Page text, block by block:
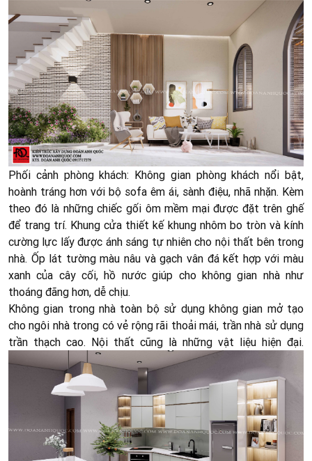
Phối cảnh phòng khách: Không gian phòng khách nổi bật,
hoành tráng hơn với bộ sofa êm ái, sành điệu, nhã nhặn. Kèm
theo đó là những chiếc gối ôm mềm mại được đặt trên ghế
để trang trí. Khung cửa thiết kế khung nhôm bo tròn và kính
cường lực lấy được ánh sáng tự nhiên cho nội thất bên trong
nhà. Ốp lát tường màu nâu và gạch vân đá kết hợp với màu
xanh của cây cối, hồ nước giúp cho không gian nhà như
thoáng đãng hơn, dễ chịu.
Không gian trong nhà toàn bộ sử dụng không gian mở tạo
cho ngôi nhà trong có vẻ rộng rãi thoải mái, trần nhà sử dụng
trần thạch cao. Nội thất cũng là những vật liệu hiện đại.